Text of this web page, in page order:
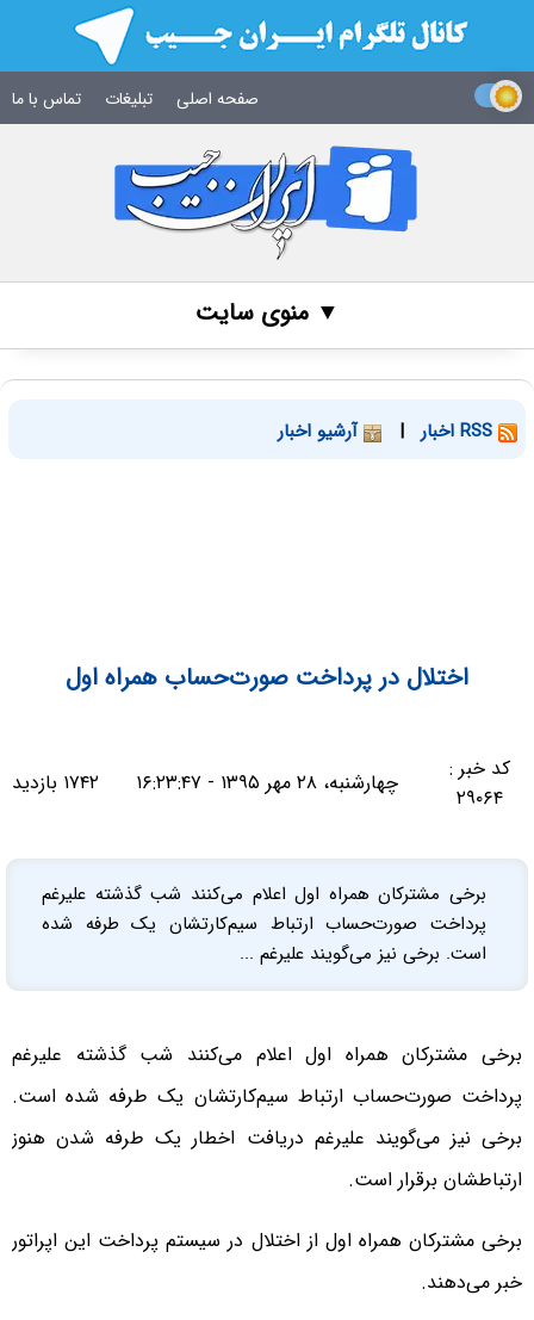
صفحه اصلی تبلیغات تماس با ما
▼ منوی سایت
| آرشیو اخبار
اختلال در پرداخت صورت‌حساب همراه اول
کد خبر :
۲۹۰۶۴
چهارشنبه، ۲۸ مهر ۱۳۹۵ - ۱۶:۲۳:۴۷ ۱۷۴۲ بازدید
برخی مشترکان همراه اول اعلام‌ می‌کنند شب گذشته علیرغم
پرداخت صورت‌حساب ارتباط سیم‌کارتشان یک طرفه شده
است. برخی نیز می‌گویند علیرغم ...
برخی مشترکان همراه اول اعلام‌ می‌کنند شب گذشته علیرغم
پرداخت صورت‌حساب ارتباط سیم‌کارتشان یک طرفه شده است.
برخی نیز می‌گویند علیرغم دریافت اخطار یک طرفه شدن هنوز
ارتباطشان برقرار است.
برخی مشترکان همراه اول از اختلال در سیستم پرداخت این اپراتور
خبر می‌دهند.